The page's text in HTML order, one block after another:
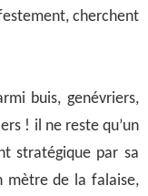
cherchent
buis, genévriers,
! il ne reste qu’un
stratégique par sa
mètre de la falaise,